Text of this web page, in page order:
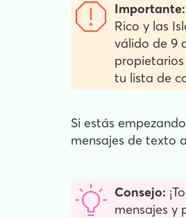
Importante:
Rico y las
válido de 9
tu lista de
Si estás
mensajes de texto
Consejo:
mensajes y